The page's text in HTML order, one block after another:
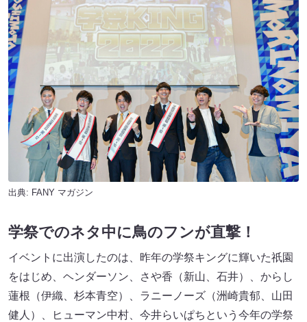
出典: FANY マガジン
学祭でのネタ中に鳥のフンが直撃！
イベントに出演したのは、昨年の学祭キングに輝いた祇園
をはじめ、ヘンダーソン、さや香（新山、石井）、からし
蓮根（伊織、杉本青空）、ラニーノーズ（洲崎貴郁、山田
健人）、ヒューマン中村、今井らいぱちという今年の学祭